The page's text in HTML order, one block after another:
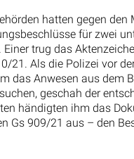
hatten gegen den
für zwei
Einer trug das
21. Als die Polizei vor
das Anwesen aus dem
geschah der
händigten ihm das
Gs 909/21 aus – den